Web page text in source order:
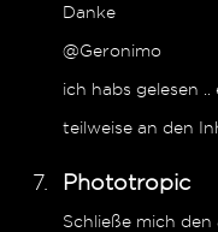
Danke
@Geronimo
ich habs gelesen
teilweise an den
Phototropic
Schließe mich